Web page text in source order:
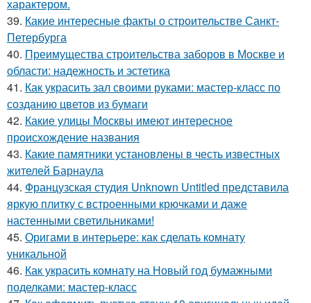
характером.
39. Какие интересные факты о строительстве Санкт-
Петербурга
40. Преимущества строительства заборов в Москве и
области: надежность и эстетика
41. Как украсить зал своими руками: мастер-класс по
созданию цветов из бумаги
42. Какие улицы Москвы имеют интересное
происхождение названия
43. Какие памятники установлены в честь известных
жителей Барнаула
44. Французская студия Unknown Untitled представила
яркую плитку с встроенными крючками и даже
настенными светильниками!
45. Оригами в интерьере: как сделать комнату
уникальной
46. Как украсить комнату на Новый год бумажными
поделками: мастер-класс